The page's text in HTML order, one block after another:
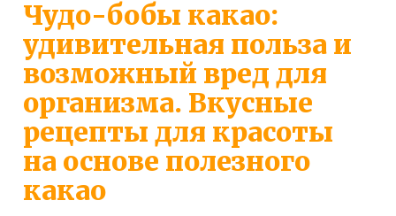
Чудо-бобы какао:
удивительная польза и
возможный вред для
организма. Вкусные
рецепты для красоты
на основе полезного
какао